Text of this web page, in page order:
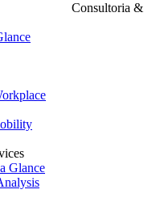
Consultoria &
Glance